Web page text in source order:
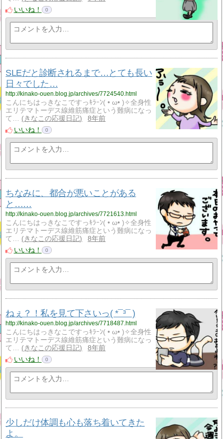
いいね！
0
SLEだと診断されるまで…とても長い
日々でした…
http://kinako-ouen.blog.jp/archives/7724540.html
こんにちはっきなこですっｷﾗｰﾝ( • ω• )✧全身性
エリテマトーデス線維筋痛症という難病になっ
て…
きなこの応援日記
8年前
いいね！
0
ちなみに、都合が悪いことがある
と……
http://kinako-ouen.blog.jp/archives/7721613.html
こんにちはっきなこですっｷﾗｰﾝ( • ω• )✧全身性
エリテマトーデス線維筋痛症という難病になっ
て…
きなこの応援日記
8年前
いいね！
0
ねぇ？！私を見て下さいっ( *¯³¯ )
http://kinako-ouen.blog.jp/archives/7718487.html
こんにちはっきなこですっｷﾗｰﾝ( • ω• )✧全身性
エリテマトーデス線維筋痛症という難病になっ
て…
きなこの応援日記
8年前
いいね！
0
少しだけ体調も心も落ち着いてきた
よ。